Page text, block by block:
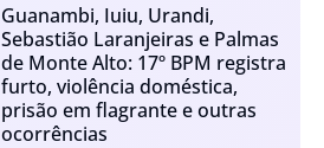
Guanambi, Iuiu, Urandi,
Sebastião Laranjeiras e Palmas
de Monte Alto: 17º BPM registra
furto, violência doméstica,
prisão em flagrante e outras
ocorrências